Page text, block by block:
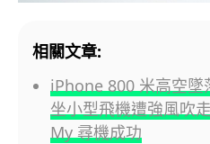
相關文章:
iPhone 800 米高空
坐小型飛機遭強風吹
My 尋機成功